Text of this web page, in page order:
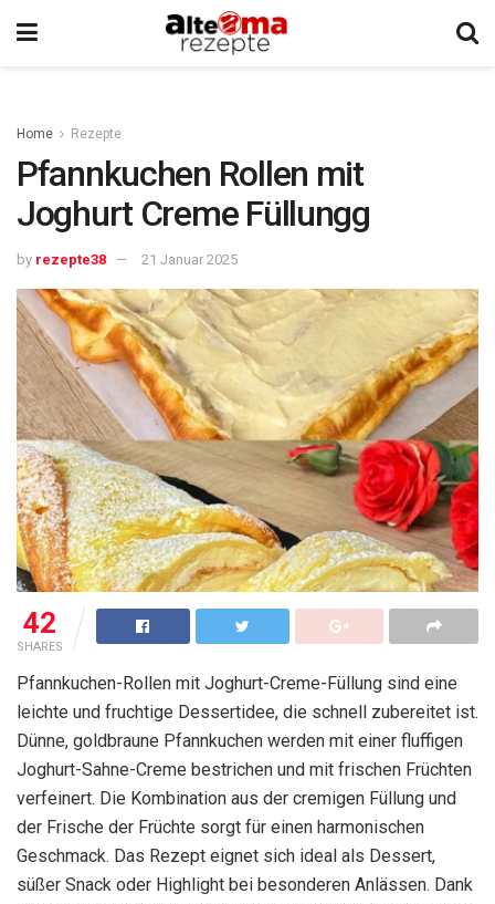
Home Rezepte
Pfannkuchen Rollen mit
Joghurt Creme Füllungg
by rezepte38 21 Januar 2025
42
SHARES
Pfannkuchen-Rollen mit Joghurt-Creme-Füllung sind eine
leichte und fruchtige Dessertidee, die schnell zubereitet ist.
Dünne, goldbraune Pfannkuchen werden mit einer fluffigen
Joghurt-Sahne-Creme bestrichen und mit frischen Früchten
verfeinert. Die Kombination aus der cremigen Füllung und
der Frische der Früchte sorgt für einen harmonischen
Geschmack. Das Rezept eignet sich ideal als Dessert,
süßer Snack oder Highlight bei besonderen Anlässen. Dank